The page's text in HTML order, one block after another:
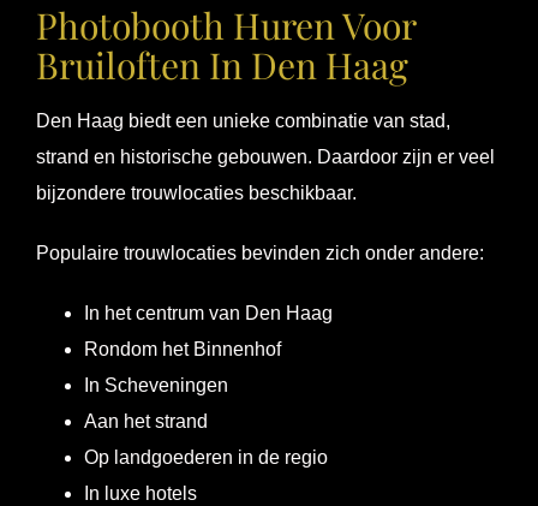
Photobooth Huren Voor
Bruiloften In Den Haag
Den Haag biedt een unieke combinatie van stad,
strand en historische gebouwen. Daardoor zijn er veel
bijzondere trouwlocaties beschikbaar.
Populaire trouwlocaties bevinden zich onder andere:
In het centrum van Den Haag
Rondom het Binnenhof
In Scheveningen
Aan het strand
Op landgoederen in de regio
In luxe hotels